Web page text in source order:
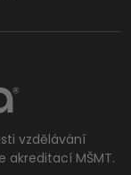
vzdělávání
akreditací MŠMT.